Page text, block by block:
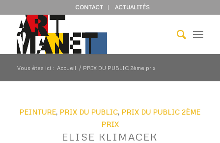
CONTACT ACTUALITÉS
Vous êtes ici : Accueil / PRIX DU PUBLIC 2ème prix
PEINTURE, PRIX DU PUBLIC, PRIX DU PUBLIC 2ÈME
PRIX
ELISE KLIMACEK